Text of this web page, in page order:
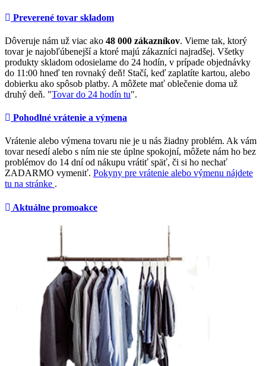
Preverené tovar skladom
Dôveruje nám už viac ako 48 000 zákazníkov. Vieme tak, ktorý
tovar je najobľúbenejší a ktoré majú zákazníci najradšej. Všetky
produkty skladom odosielame do 24 hodín, v prípade objednávky
do 11:00 hneď ten rovnaký deň! Stačí, keď zaplatíte kartou, alebo
dobierku ako spôsob platby. A môžete mať oblečenie doma už
druhý deň. "Tovar do 24 hodín tu".
Pohodlné vrátenie a výmena
Vrátenie alebo výmena tovaru nie je u nás žiadny problém. Ak vám
tovar nesedí alebo s ním nie ste úplne spokojní, môžete nám ho bez
problémov do 14 dní od nákupu vrátiť späť, či si ho nechať
ZADARMO vymeniť. Pokyny pre vrátenie alebo výmenu nájdete
tu na stránke .
Aktuálne promoakce